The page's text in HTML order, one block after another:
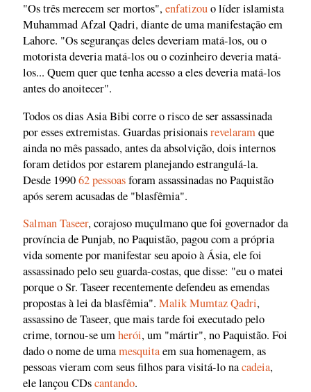
"Os três merecem ser mortos",enfatizouo líder islamista
Muhammad Afzal Qadri, diante de uma manifestação em
Lahore. "Os seguranças deles deveriam matá-los, ou o
motorista deveria matá-los ou o cozinheiro deveria matá-
los... Quem quer que tenha acesso a eles deveria matá-los
antes do anoitecer".
Todos os dias Asia Bibi corre o risco de ser assassinada
por esses extremistas. Guardas prisionaisrevelaramque
ainda no mês passado, antes da absolvição, dois internos
foram detidos por estarem planejando estrangulá-la.
Desde 199062 pessoasforam assassinadas no Paquistão
após serem acusadas de "blasfêmia".
Salman Taseer, corajoso muçulmano que foi governador da
província de Punjab, no Paquistão, pagou com a própria
vida somente por manifestar seu apoio à Ásia, ele foi
assassinado pelo seu guarda-costas, que disse: "eu o matei
porque o Sr. Taseer recentemente defendeu as emendas
propostas à lei da blasfêmia". Malik Mumtaz Qadri,
assassino de Taseer, que mais tarde foi executado pelo
crime, tornou-se umherói, um "mártir", no Paquistão. Foi
dado o nome de umamesquitaem sua homenagem, as
pessoas vieram com seus filhos para visitá-lo nacadeia,
ele lançou CDscantando.